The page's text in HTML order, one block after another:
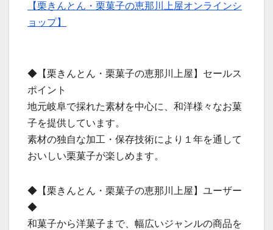
【栗きんとん・栗菓子の恵那川上屋オンラインシ
ョップ】
◆【栗きんとん・栗菓子の恵那川上屋】セールス
ポイント
地元岐阜で採れた素材を中心に、和洋様々なお菓
子を提供しています。
素材の独自な加工・保存技術により１年を通して
おいしい栗菓子が楽しめます。
◆【栗きんとん・栗菓子の恵那川上屋】ユーザー
◆
和菓子から洋菓子まで、幅広いジャンルの商品を